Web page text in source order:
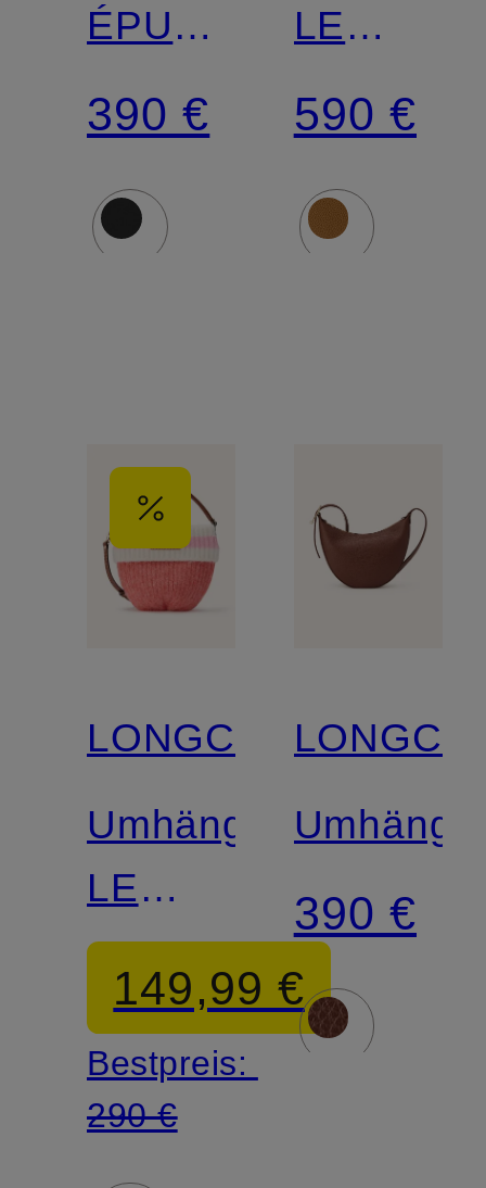
ÉPURE
SMALL
390 €
LE
590 €
LONGCHAMP
Umhängetasche
LE
PLIAGE
149,99 €
Bestpreis:
290 €
390 €